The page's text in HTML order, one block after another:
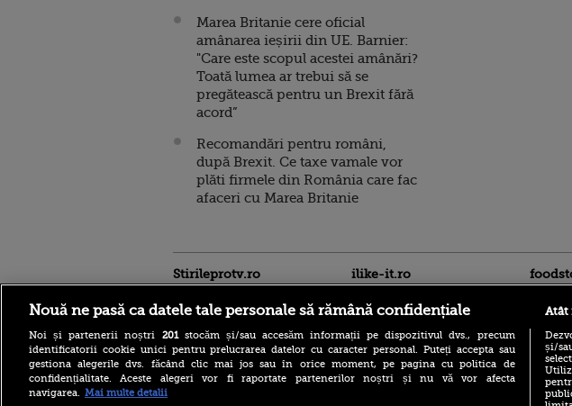
Marea Britanie cere oficial
amânarea ieșirii din UE. Barnier:
"Care este scopul acestei amânări?
Toată lumea ar trebui să se
pregătească pentru un Brexit fără
acord”
Recomandări pentru români,
după Brexit. Ce taxe vamale vor
plăti firmele din România care fac
afaceri cu Marea Britanie
Stirileprotv.ro ilike-it.ro
Nouă ne pasă ca datele tale personale să rămână confidențiale
Noi și partenerii noștri 201stocăm și/sau accesăm informații pe dispozitivul dvs., precum
identificatorii cookie unici pentru prelucrarea datelor cu caracter personal. Puteți accepta sau
gestiona alegerile dvs. făcând clic mai jos sau în orice moment, pe pagina cu politica de
confidențialitate. Aceste alegeri vor fi raportate partenerilor noștri și nu vă vor afecta
navigarea. Mai multe detalii
Atât
și/